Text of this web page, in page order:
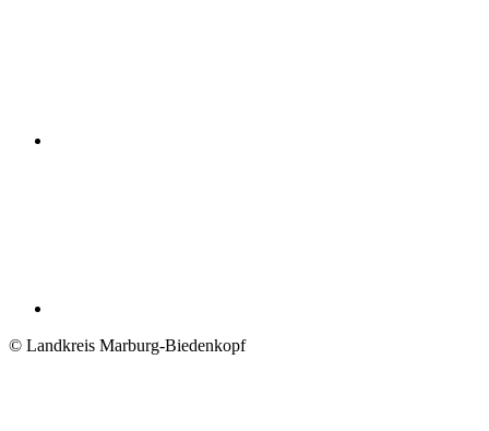
© Landkreis Marburg-Biedenkopf